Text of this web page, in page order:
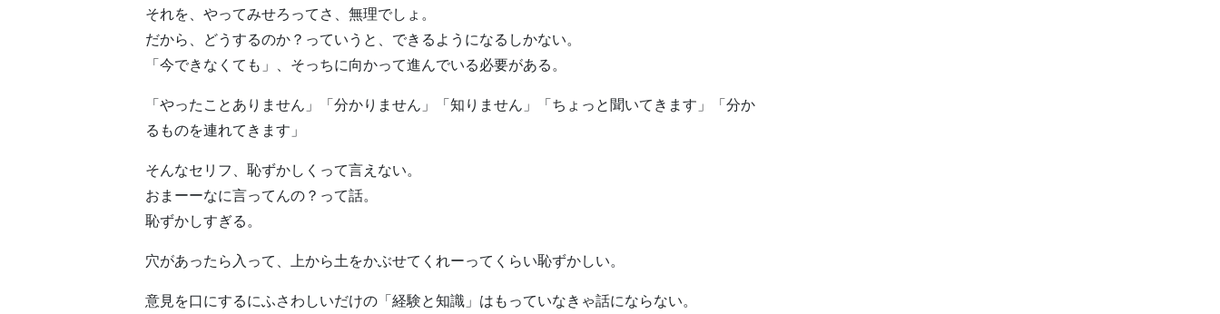
それを、やってみせろってさ、無理でしょ。
だから、どうするのか？っていうと、できるようになるしかない。
「今できなくても」、そっちに向かって進んでいる必要がある。
「やったことありません」「分かりません」「知りません」「ちょっと聞いてきます」「分か
るものを連れてきます」
そんなセリフ、恥ずかしくって言えない。
おまーーなに言ってんの？って話。
恥ずかしすぎる。
穴があったら入って、上から土をかぶせてくれーってくらい恥ずかしい。
意見を口にするにふさわしいだけの「経験と知識」はもっていなきゃ話にならない。